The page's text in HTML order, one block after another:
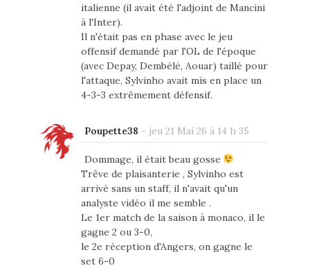
italienne (il avait été l'adjoint de Mancini
à l'Inter).
Il n'était pas en phase avec le jeu
offensif demandé par l'OL de l'époque
(avec Depay, Dembélé, Aouar) taillé pour
l'attaque, Sylvinho avait mis en place un
4-3-3 extrêmement défensif.
Poupette38 - jeu 21 Mai 26 à 14 h 35
Dommage, il était beau gosse
Trêve de plaisanterie , Sylvinho est
arrivé sans un staff, il n'avait qu'un
analyste vidéo il me semble .
Le 1er match de la saison à monaco, il le
gagne 2 ou 3-0,
le 2e réception d'Angers, on gagne le
set 6-0